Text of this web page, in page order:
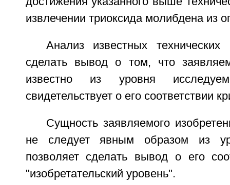
извлечении триоксида молибдена из
Анализ известных технических
сделать вывод о том, что
известно из уровня
свидетельствует о его соответствии
Сущность заявляемого
не следует явным образом из
позволяет сделать вывод о его
"изобретательский уровень".